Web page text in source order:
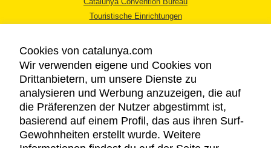
Touristische Einrichtungen
RECHTLICHER HINWEIS
DATENSCHUTZICHTLINIE
COOKIES
Cookies von catalunya.com
Wir verwenden eigene und Cookies von
Drittanbietern, um unsere Dienste zu
analysieren und Werbung anzuzeigen, die auf
die Präferenzen der Nutzer abgestimmt ist,
basierend auf einem Profil, das aus ihren Surf-
Gewohnheiten erstellt wurde. Weitere